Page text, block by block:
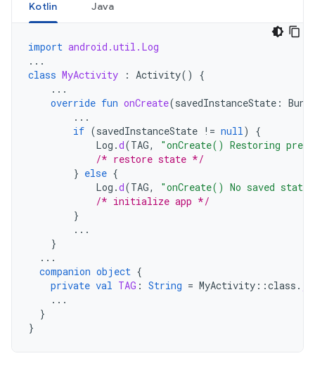
Kotlin Java
import android.util.Log
...
class MyActivity : Activity()
{
...
override fun onCreate(savedInstanceState :
...
if (savedInstanceState != null )
{
Log .d(TAG,
"onCreate() Restoring
/* restore state */
} else {
Log .d(TAG,
"onCreate() No saved
/* initialize app */
}
...
}
...
companion object {
private val TAG : String = MyActivity ::class .
...
}
}